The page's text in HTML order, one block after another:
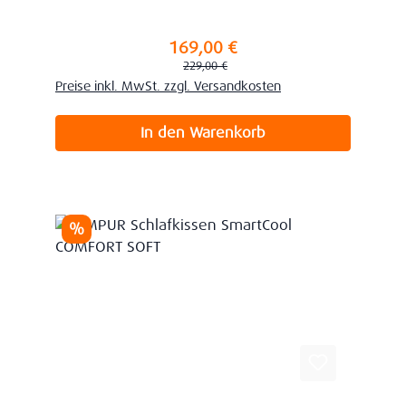
169,00 €
Regulärer Preis:
229,00 €
Preise inkl. MwSt. zzgl. Versandkosten
In den Warenkorb
Rabatt
%